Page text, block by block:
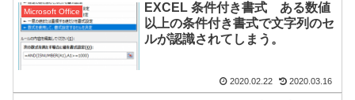
Microsoft Office
EXCEL 条件付き書式 ある数値
以上の条件付き書式で文字列のセ
ルが認識されてしまう。
2020.02.22 2020.03.16